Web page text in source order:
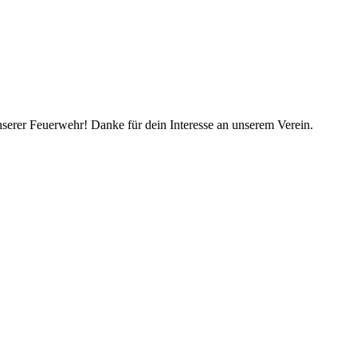
Feuerwehr! Danke für dein Interesse an unserem Verein.